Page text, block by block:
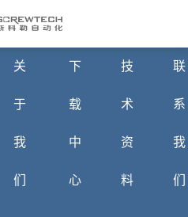
关
于
我
们
下
载
中
心
技
术
资
料
联
系
我
们